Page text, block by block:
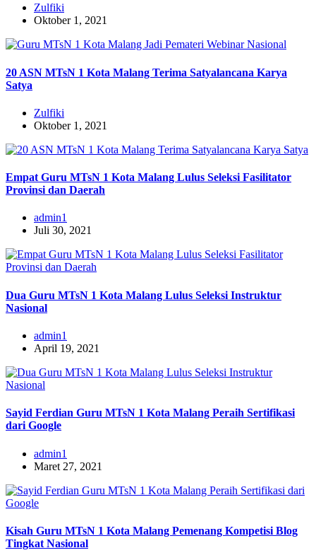
Zulfiki
Oktober 1, 2021
20 ASN MTsN 1 Kota Malang Terima Satyalancana Karya
Satya
Zulfiki
Oktober 1, 2021
Empat Guru MTsN 1 Kota Malang Lulus Seleksi Fasilitator
Provinsi dan Daerah
admin1
Juli 30, 2021
Dua Guru MTsN 1 Kota Malang Lulus Seleksi Instruktur
Nasional
admin1
April 19, 2021
Sayid Ferdian Guru MTsN 1 Kota Malang Peraih Sertifikasi
dari Google
admin1
Maret 27, 2021
Kisah Guru MTsN 1 Kota Malang Pemenang Kompetisi Blog
Tingkat Nasional